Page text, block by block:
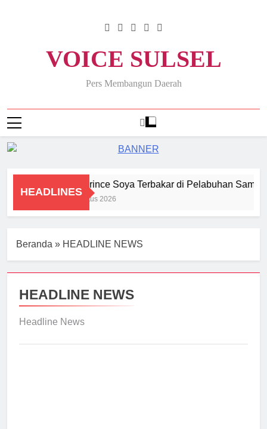
VOICE SULSEL
Pers Membangun Daerah
HEADLINES
KM Prince Soya Terbakar di Pelabuhan
1 Agustus 2026
Beranda » HEADLINE NEWS
HEADLINE NEWS
Headline News